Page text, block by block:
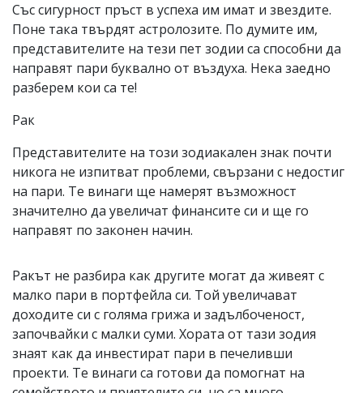
Със сигурност пръст в успеха им имат и звездите.
Поне така твърдят астролозите. По думите им,
представителите на тези пет зодии са способни да
направят пари буквално от въздуха. Нека заедно
разберем кои са те!
Рак
Представителите на този зодиакален знак почти
никога не изпитват проблеми, свързани с недостиг
на пари. Те винаги ще намерят възможност
значително да увеличат финансите си и ще го
направят по законен начин.
Ракът не разбира как другите могат да живеят с
малко пари в портфейла си. Той увеличават
доходите си с голяма грижа и задълбоченост,
започвайки с малки суми. Хората от тази зодия
знаят как да инвестират пари в печеливши
проекти. Те винаги са готови да помогнат на